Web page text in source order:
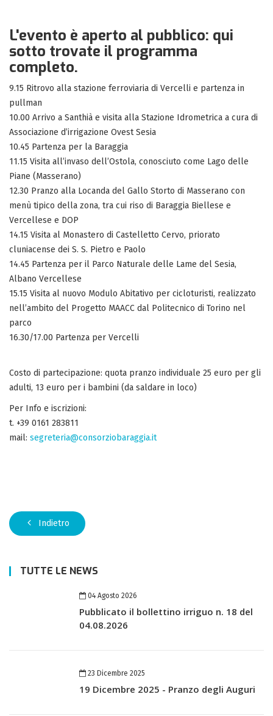
L'evento è aperto al pubblico: qui
sotto trovate il programma
completo.
9.15 Ritrovo alla stazione ferroviaria di Vercelli e partenza in
pullman
10.00 Arrivo a Santhià e visita alla Stazione Idrometrica a cura di
Associazione d’irrigazione Ovest Sesia
10.45 Partenza per la Baraggia
11.15 Visita all’invaso dell’Ostola, conosciuto come Lago delle
Piane (Masserano)
12.30 Pranzo alla Locanda del Gallo Storto di Masserano con
menù tipico della zona, tra cui riso di Baraggia Biellese e
Vercellese e DOP
14.15 Visita al Monastero di Castelletto Cervo, priorato
cluniacense dei S. S. Pietro e Paolo
14.45 Partenza per il Parco Naturale delle Lame del Sesia,
Albano Vercellese
15.15 Visita al nuovo Modulo Abitativo per cicloturisti, realizzato
nell’ambito del Progetto MAACC dal Politecnico di Torino nel
parco
16.30/17.00 Partenza per Vercelli
Costo di partecipazione: quota pranzo individuale 25 euro per gli
adulti, 13 euro per i bambini (da saldare in loco)
Per Info e iscrizioni:
t. +39 0161 283811
mail: segreteria@consorziobaraggia.it
Indietro
TUTTE LE NEWS
04 Agosto 2026
Pubblicato il bollettino irriguo n. 18 del
04.08.2026
23 Dicembre 2025
19 Dicembre 2025 - Pranzo degli Auguri